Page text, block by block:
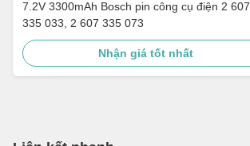
7.2V 3300mAh Bosch pin công cụ điện 2 607
335 033, 2 607 335 073
Nhận giá tốt nhất